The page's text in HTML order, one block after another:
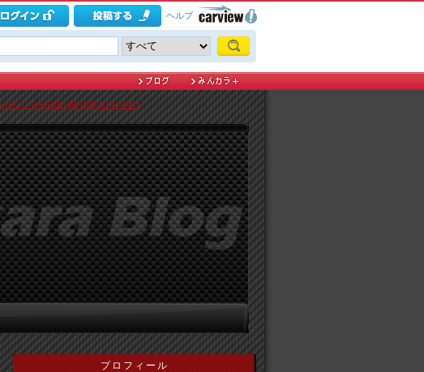
ヘルプ
ーレバーG33E-66-128 [びわろむ]
プロフィール